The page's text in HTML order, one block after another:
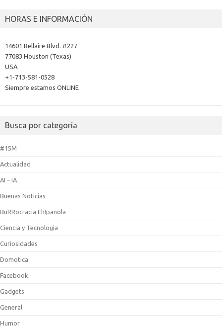
HORAS E INFORMACIÓN
14601 Bellaire Blvd. #227
77083 Houston (Texas)
USA
+1-713-581-0528
Siempre estamos ONLINE
Busca por categoría
#15M
Actualidad
AI – IA
Buenas Noticias
BuRRocracia Eh!pañola
Ciencia y Tecnologia
Curiosidades
Domotica
Facebook
Gadgets
General
Humor